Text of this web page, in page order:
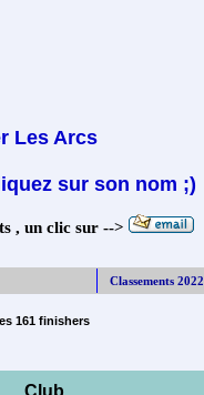
Les Arcs
sur son nom ;)
, un clic sur -->
Classements 2022
161 finishers
Club